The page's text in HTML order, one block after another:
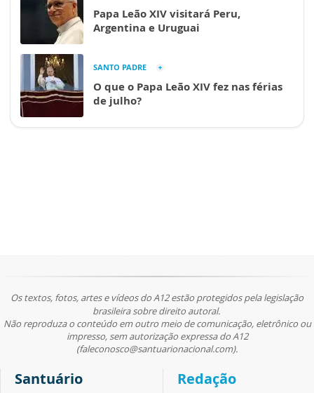
Papa Leão XIV visitará Peru,
Argentina e Uruguai
SANTO PADRE
O que o Papa Leão XIV fez nas férias
de julho?
Os textos, fotos, artes e vídeos do A12 estão protegidos pela legislação
brasileira sobre direito autoral.
Não reproduza o conteúdo em outro meio de comunicação, eletrônico ou
impresso, sem autorização expressa do A12
(faleconosco@santuarionacional.com).
Santuário Redação